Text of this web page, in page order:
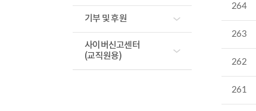
기부 및 후원
사이버신고센터
(교직원용)
264
263
262
261